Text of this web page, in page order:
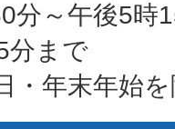
分～午後5時
分まで
・年末年始